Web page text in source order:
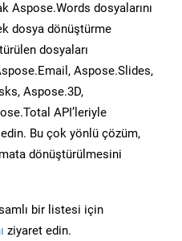
Aspose.Words dosyalarını
dosya dönüştürme
dosyaları
Aspose.Slides,
Aspose.3D,
API’leriyle
Bu çok yönlü çözüm,
dönüştürülmesini
bir listesi için
ziyaret edin.